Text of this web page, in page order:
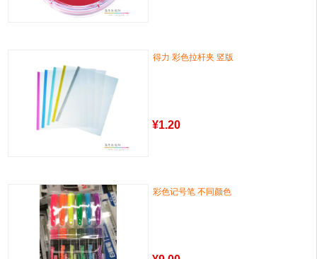
得力 彩色拉杆夹 竖版
¥1.20
彩色记号笔 不同颜色